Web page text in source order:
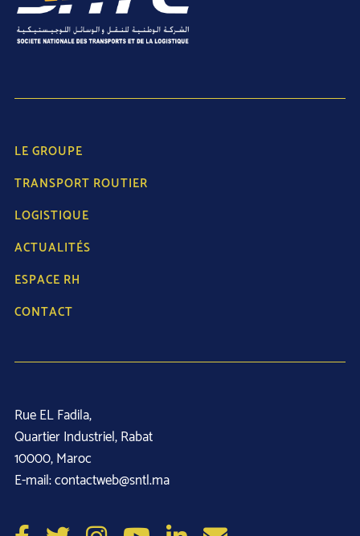
LE GROUPE
TRANSPORT ROUTIER
LOGISTIQUE
ACTUALITÉS
ESPACE RH
CONTACT
Rue EL Fadila,
Quartier Industriel, Rabat
10000, Maroc
E-mail: contactweb@sntl.ma